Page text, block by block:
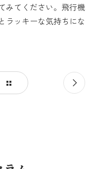
みてください。飛行機
ラッキーな気持ちにな
次
の